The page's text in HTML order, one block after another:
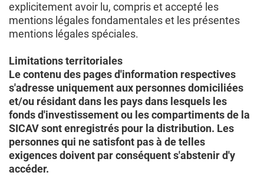
explicitement avoir lu, compris et accepté les
mentions légales fondamentales et les présentes
mentions légales spéciales.
Limitations territoriales
Le contenu des pages d'information respectives
s'adresse uniquement aux personnes domiciliées
et/ou résidant dans les pays dans lesquels les
fonds d'investissement ou les compartiments de la
SICAV sont enregistrés pour la distribution. Les
personnes qui ne satisfont pas à de telles
exigences doivent par conséquent s'abstenir d'y
accéder.